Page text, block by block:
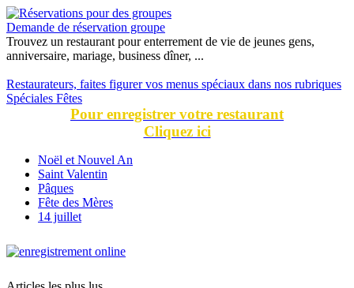
Demande de réservation groupe
Trouvez un restaurant pour enterrement de vie de jeunes gens,
anniversaire, mariage, business dîner, ...
Restaurateurs, faites figurer vos menus spéciaux dans nos rubriques
Spéciales Fêtes
Pour enregistrer votre restaurant
Cliquez ici
Noël et Nouvel An
Saint Valentin
Pâques
Fête des Mères
14 juillet